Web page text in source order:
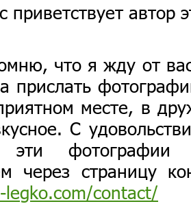
приветствует
что я жду от
прислать
месте, в
С
эти
через страницу
contact/